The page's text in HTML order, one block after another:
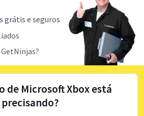
grátis e seguros
de Microsoft Xbox está
precisando?